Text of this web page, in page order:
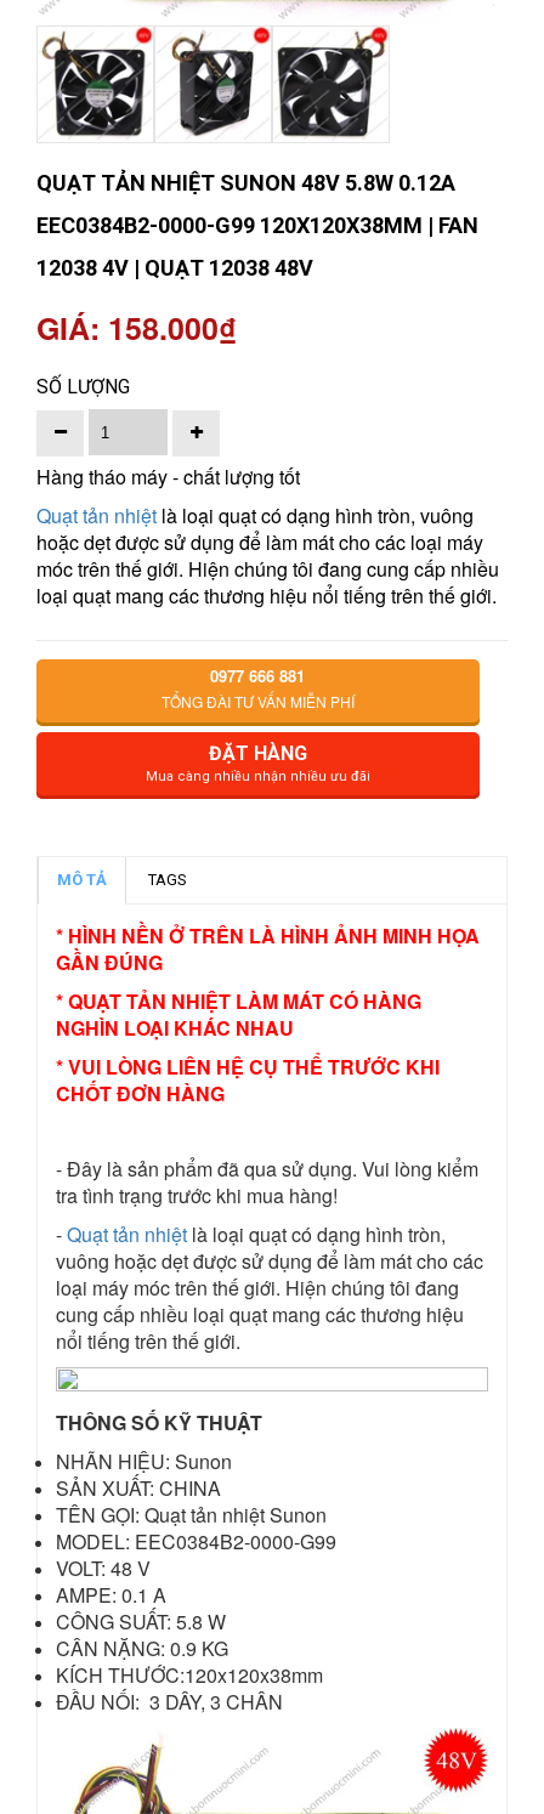
QUẠT TẢN NHIỆT SUNON 48V 5.8W 0.12A
EEC0384B2-0000-G99 120X120X38MM | FAN
12038 4V | QUẠT 12038 48V
GIÁ: 158.000₫
SỐ LƯỢNG
Hàng tháo máy - chất lượng tốt
Quạt tản nhiệt là loại quạt có dạng hình tròn, vuông
hoặc dẹt được sử dụng để làm mát cho các loại máy
móc trên thế giới. Hiện chúng tôi đang cung cấp nhiều
loại quạt mang các thương hiệu nổi tiếng trên thế giới.
0977 666 881
TỔNG ĐÀI TƯ VẤN MIỄN PHÍ
ĐẶT HÀNG
Mua càng nhiều nhận nhiều ưu đãi
MÔ TẢ TAGS
* HÌNH NỀN Ở TRÊN LÀ HÌNH ẢNH MINH HỌA
GẦN ĐÚNG
* QUẠT TẢN NHIỆT LÀM MÁT CÓ HÀNG
NGHÌN LOẠI KHÁC NHAU
* VUI LÒNG LIÊN HỆ CỤ THỂ TRƯỚC KHI
CHỐT ĐƠN HÀNG
- Đây là sản phẩm đã qua sử dụng. Vui lòng kiểm
tra tình trạng trước khi mua hàng!
-Quạt tản nhiệt là loại quạt có dạng hình tròn,
vuông hoặc dẹt được sử dụng để làm mát cho các
loại máy móc trên thế giới. Hiện chúng tôi đang
cung cấp nhiều loại quạt mang các thương hiệu
nổi tiếng trên thế giới.
THÔNG SỐ KỸ THUẬT
NHÃN HIỆU: Sunon
SẢN XUẤT: CHINA
TÊN GỌI: Quạt tản nhiệt Sunon
MODEL: EEC0384B2-0000-G99
VOLT: 48 V
AMPE: 0.1 A
CÔNG SUẤT: 5.8 W
CÂN NẶNG: 0.9 KG
KÍCH THƯỚC:120x120x38mm
ĐẦU NỐI: 3 DÂY, 3 CHÂN